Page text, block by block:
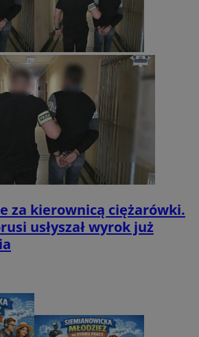
za kierownicą ciężarówki.
usłyszał wyrok już